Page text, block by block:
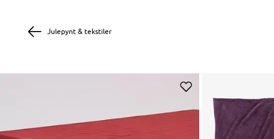
Julepynt & tekstiler